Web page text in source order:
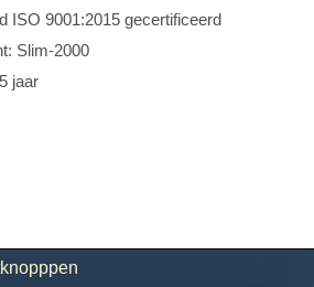
ISO 9001:2015 gecertificeerd
Slim-2000
jaar